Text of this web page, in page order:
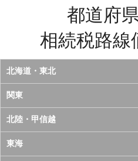
都道府
相続税路線
北海道・東北
北海道
青森県
岩手県
関東
東京都
神奈川県
北陸・甲信越
山梨県
東海